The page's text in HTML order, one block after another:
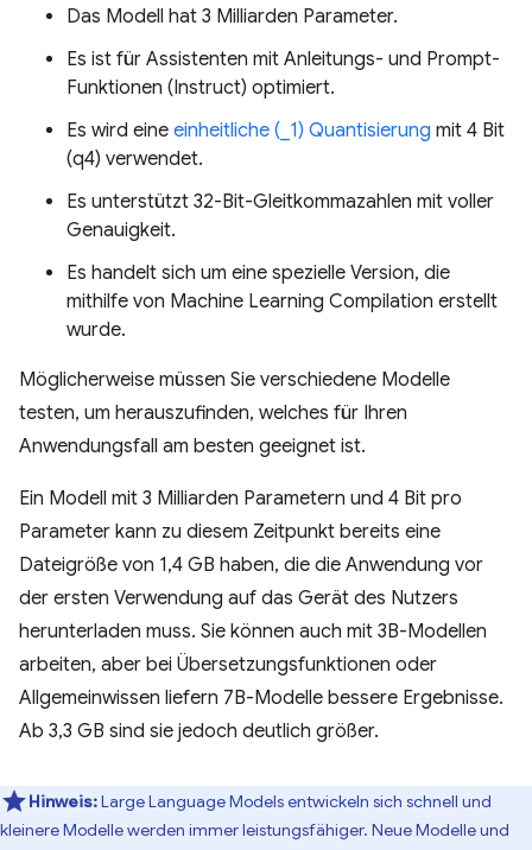
Das Modell hat 3 Milliarden Parameter.
Es ist für Assistenten mit Anleitungs- und Prompt-
Funktionen (Instruct) optimiert.
Es wird eine einheitliche (_1) Quantisierung mit 4 Bit
(q4) verwendet.
Es unterstützt 32-Bit-Gleitkommazahlen mit voller
Genauigkeit.
Es handelt sich um eine spezielle Version, die
mithilfe von Machine Learning Compilation erstellt
wurde.
Möglicherweise müssen Sie verschiedene Modelle
testen, um herauszufinden, welches für Ihren
Anwendungsfall am besten geeignet ist.
Ein Modell mit 3 Milliarden Parametern und 4 Bit pro
Parameter kann zu diesem Zeitpunkt bereits eine
Dateigröße von 1,4 GB haben, die die Anwendung vor
der ersten Verwendung auf das Gerät des Nutzers
herunterladen muss. Sie können auch mit 3B-Modellen
arbeiten, aber bei Übersetzungsfunktionen oder
Allgemeinwissen liefern 7B-Modelle bessere Ergebnisse.
Ab 3,3 GB sind sie jedoch deutlich größer.
Hinweis:Large Language Models entwickeln sich schnell und
kleinere Modelle werden immer leistungsfähiger. Neue Modelle und